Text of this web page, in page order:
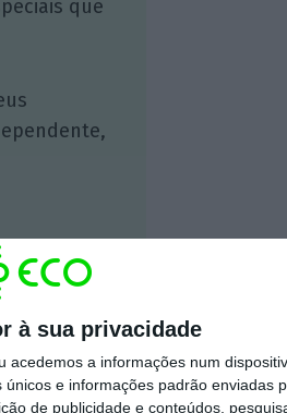
à sua privacidade
acedemos a informações num
e informações padrão enviadas
de publicidade e conteúdos,
que